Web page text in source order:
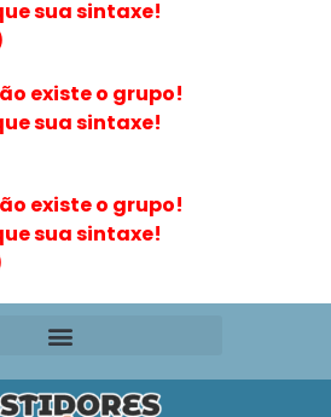
sua sintaxe!
existe o grupo!
sua sintaxe!
existe o grupo!
sua sintaxe!